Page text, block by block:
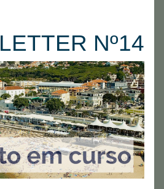
LETTER Nº14